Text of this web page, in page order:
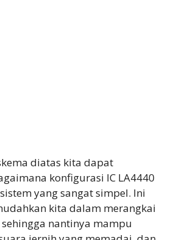
diatas kita dapat
konfigurasi IC LA4440
yang sangat simpel. Ini
kita dalam merangkai
nantinya mampu